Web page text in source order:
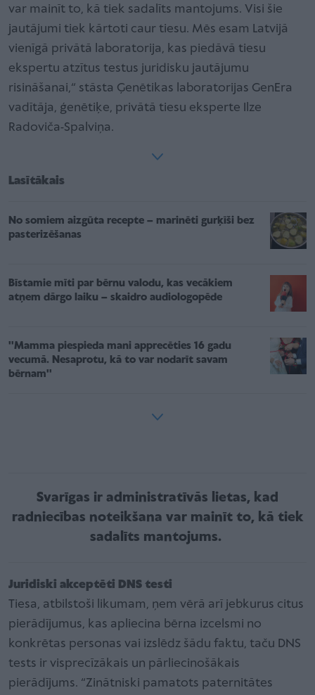
var mainīt to, kā tiek sadalīts mantojums. Visi šie
jautājumi tiek kārtoti caur tiesu. Mēs esam Latvijā
vienīgā privātā laboratorija, kas piedāvā tiesu
ekspertu atzītus testus juridisku jautājumu
risināšanai,“ stāsta Ģenētikas laboratorijas GenEra
vadītāja, ģenētiķe, privātā tiesu eksperte Ilze
Radoviča-Spalviņa.
Lasītākais
No somiem aizgūta recepte – marinēti gurķīši bez
pasterizēšanas
Bīstamie mīti par bērnu valodu, kas vecākiem
atņem dārgo laiku – skaidro audiologopēde
''Mamma piespieda mani apprecēties 16 gadu
vecumā. Nesaprotu, kā to var nodarīt savam
bērnam''
Svarīgas ir administratīvās lietas, kad
radniecības noteikšana var mainīt to, kā tiek
sadalīts mantojums.
Juridiski akceptēti DNS testi
Tiesa, atbilstoši likumam, ņem vērā arī jebkurus citus
pierādījumus, kas apliecina bērna izcelsmi no
konkrētas personas vai izslēdz šādu faktu, taču DNS
tests ir visprecīzākais un pārliecinošākais
pierādījums. “Zinātniski pamatots paternitātes